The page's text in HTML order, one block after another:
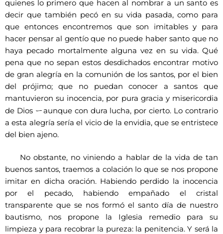
quienes lo primero que hacen al nombrar a un santo es
decir que también pecó en su vida pasada, como para
que entonces encontremos que son imitables y para
hacer pensar al gentío que no puede haber santo que no
haya pecado mortalmente alguna vez en su vida. Qué
pena que no sepan estos desdichados encontrar motivo
de gran alegría en la comunión de los santos, por el bien
del prójimo; que no puedan conocer a santos que
mantuvieron su inocencia, por pura gracia y misericordia
de Dios ーaunque con dura lucha, por cierto. Lo contrario
a esta alegría sería el vicio de la envidia, que se entristece
del bien ajeno.
No obstante, no viniendo a hablar de la vida de tan
buenos santos, traemos a colación lo que se nos propone
imitar en dicha oración. Habiendo perdido la inocencia
por el pecado, habiendo empañado el cristal
transparente que se nos formó el santo día de nuestro
bautismo, nos propone la Iglesia remedio para su
limpieza y para recobrar la pureza: la penitencia. Y será la